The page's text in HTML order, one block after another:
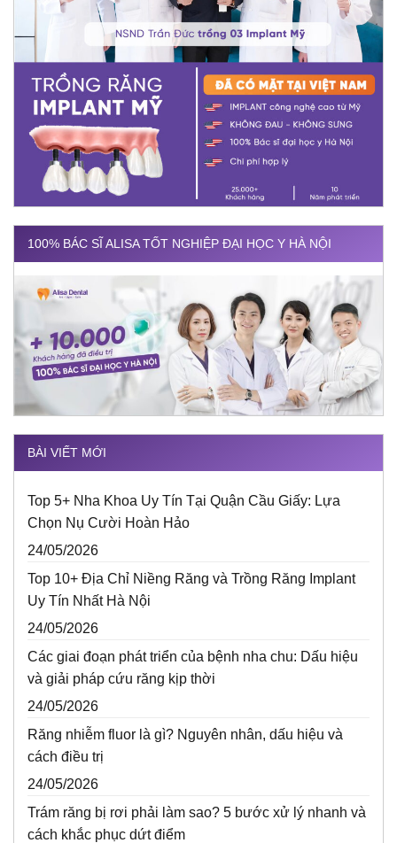
100% BÁC SĨ ALISA TỐT NGHIỆP ĐẠI HỌC Y HÀ NỘI
BÀI VIẾT MỚI
Top 5+ Nha Khoa Uy Tín Tại Quận Cầu Giấy: Lựa
Chọn Nụ Cười Hoàn Hảo
24/05/2026
Top 10+ Địa Chỉ Niềng Răng và Trồng Răng Implant
Uy Tín Nhất Hà Nội
24/05/2026
Các giai đoạn phát triển của bệnh nha chu: Dấu hiệu
và giải pháp cứu răng kịp thời
24/05/2026
Răng nhiễm fluor là gì? Nguyên nhân, dấu hiệu và
cách điều trị
24/05/2026
Trám răng bị rơi phải làm sao? 5 bước xử lý nhanh và
cách khắc phục dứt điểm